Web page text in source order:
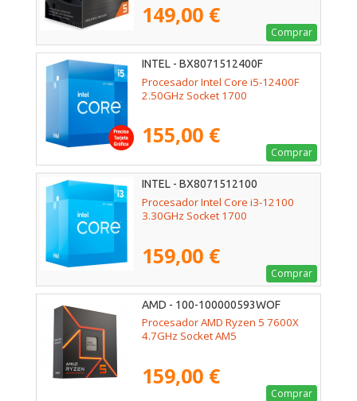
149,00 €
Comprar
INTEL - BX8071512400F
Procesador Intel Core i5-12400F
2.50GHz Socket 1700
155,00 €
Comprar
INTEL - BX8071512100
Procesador Intel Core i3-12100
3.30GHz Socket 1700
159,00 €
Comprar
AMD - 100-100000593WOF
Procesador AMD Ryzen 5 7600X
4.7GHz Socket AM5
159,00 €
Comprar